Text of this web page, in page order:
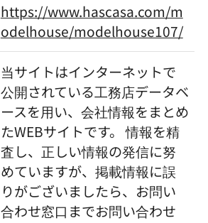
https://www.hascasa.com/m
odelhouse/modelhouse107/
当サイトはインターネットで
公開されている工務店データベ
ースを用い、会社情報をまとめ
たWEBサイトです。 情報を精
査し、正しい情報の発信に努
めていますが、掲載情報に誤
りがございましたら、お問い
合わせ窓口までお問い合わせ